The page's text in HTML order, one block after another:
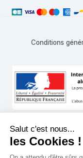
Conditions
L'abus d'alcool est
© 1999 - 2026